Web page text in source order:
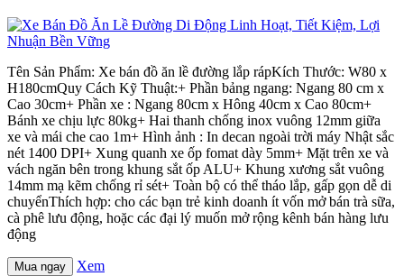
Tên Sản Phẩm: Xe bán đồ ăn lề đường lắp rápKích Thước: W80 x
H180cmQuy Cách Kỹ Thuật:+ Phần bảng ngang: Ngang 80 cm x
Cao 30cm+ Phần xe : Ngang 80cm x Hông 40cm x Cao 80cm+
Bánh xe chịu lực 80kg+ Hai thanh chống inox vuông 12mm giữa
xe và mái che cao 1m+ Hình ảnh : In decan ngoài trời máy Nhật sắc
nét 1400 DPI+ Xung quanh xe ốp fomat dày 5mm+ Mặt trên xe và
vách ngăn bên trong khung sắt ốp ALU+ Khung xương sắt vuông
14mm mạ kẽm chống rỉ sét+ Toàn bộ có thể tháo lắp, gấp gọn dễ di
chuyểnThích hợp: cho các bạn trẻ kinh doanh ít vốn mở bán trà sữa,
cà phê lưu động, hoặc các đại lý muốn mở rộng kênh bán hàng lưu
động
Mua ngay Xem